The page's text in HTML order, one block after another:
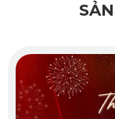
✅ Vệ sinh tiện
Việc vệ sinh và